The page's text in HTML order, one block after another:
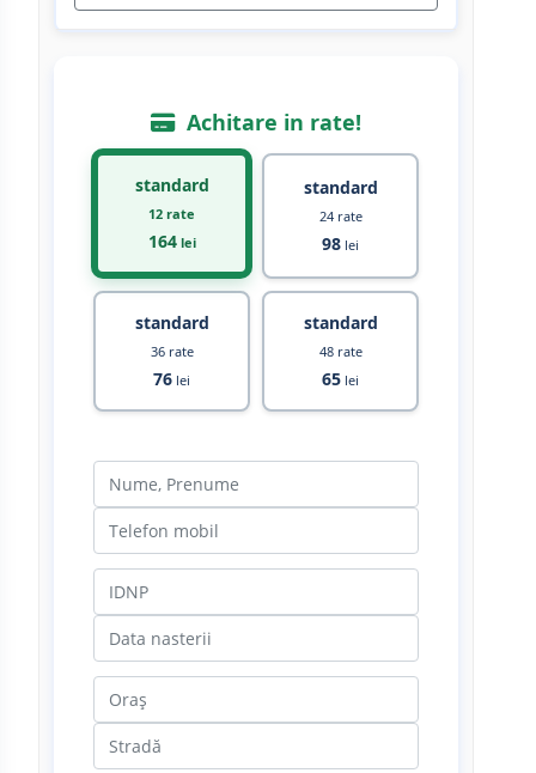
Achitare in rate!
standard
12 rate
164lei
standard
24 rate
98 lei
standard
36 rate
76 lei
standard
48 rate
65 lei